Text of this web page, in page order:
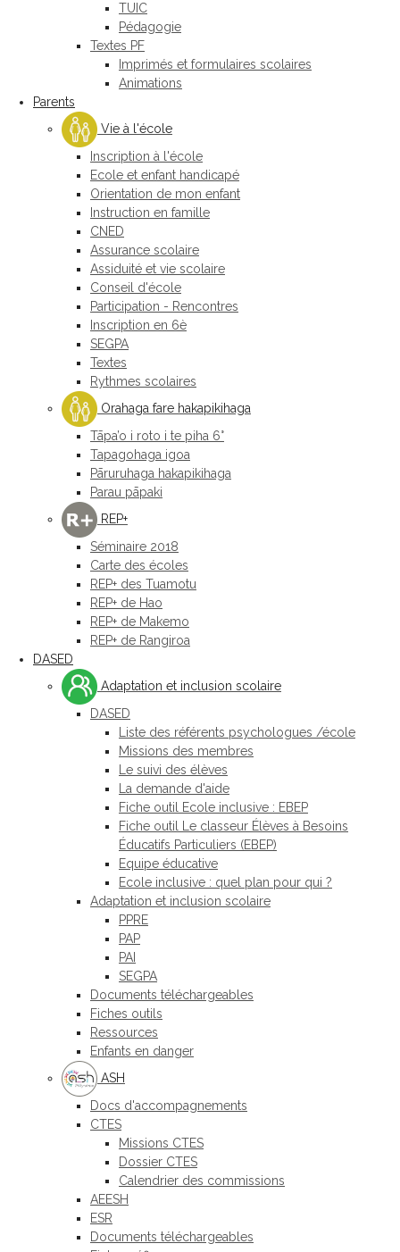
TUIC
Pédagogie
Textes PF
Imprimés et formulaires scolaires
Animations
Parents
Vie à l'école
Inscription à l'école
Ecole et enfant handicapé
Orientation de mon enfant
Instruction en famille
CNED
Assurance scolaire
Assiduité et vie scolaire
Conseil d'école
Participation - Rencontres
Inscription en 6è
SEGPA
Textes
Rythmes scolaires
Orahaga fare hakapikihaga
Tāpa’o i roto i te piha 6°
Tapagohaga igoa
Pāruruhaga hakapikihaga
Parau pāpaki
REP+
Séminaire 2018
Carte des écoles
REP+ des Tuamotu
REP+ de Hao
REP+ de Makemo
REP+ de Rangiroa
DASED
Adaptation et inclusion scolaire
DASED
Liste des référents psychologues /école
Missions des membres
Le suivi des élèves
La demande d'aide
Fiche outil Ecole inclusive : EBEP
Fiche outil Le classeur Élèves à Besoins
Éducatifs Particuliers (EBEP)
Equipe éducative
Ecole inclusive : quel plan pour qui ?
Adaptation et inclusion scolaire
PPRE
PAP
PAI
SEGPA
Documents téléchargeables
Fiches outils
Ressources
Enfants en danger
ASH
Docs d'accompagnements
CTES
Missions CTES
Dossier CTES
Calendrier des commissions
AEESH
ESR
Documents téléchargeables